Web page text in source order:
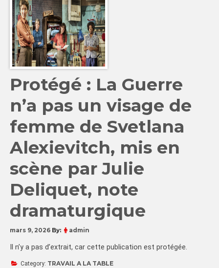
Protégé : La Guerre
n’a pas un visage de
femme de Svetlana
Alexievitch, mis en
scène par Julie
Deliquet, note
dramaturgique
mars 9, 2026 By: admin
Il n’y a pas d’extrait, car cette publication est protégée.
Category: TRAVAIL A LA TABLE